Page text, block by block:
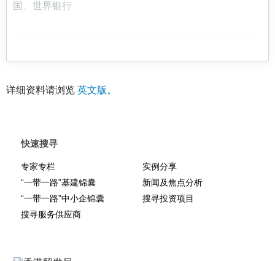
国、世界银行
详细资料请浏览 英文版。
快速搜寻
专家专栏
实例分享
“一带一路”基建锦囊
新闻及焦点分析
“一带一路”中小企锦囊
搜寻投资项目
搜寻服务供应商